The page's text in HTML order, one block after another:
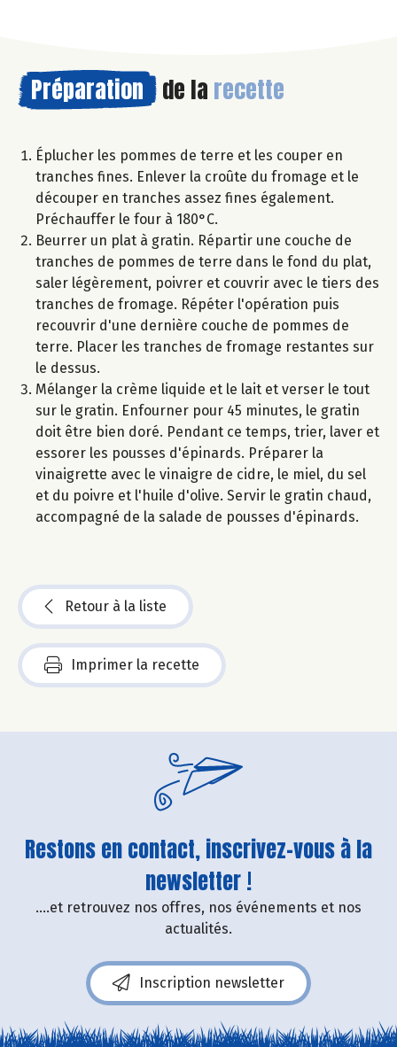
Préparation de la recette
Éplucher les pommes de terre et les couper en
tranches fines. Enlever la croûte du fromage et le
découper en tranches assez fines également.
Préchauffer le four à 180°C.
Beurrer un plat à gratin. Répartir une couche de
tranches de pommes de terre dans le fond du plat,
saler légèrement, poivrer et couvrir avec le tiers des
tranches de fromage. Répéter l'opération puis
recouvrir d'une dernière couche de pommes de
terre. Placer les tranches de fromage restantes sur
le dessus.
Mélanger la crème liquide et le lait et verser le tout
sur le gratin. Enfourner pour 45 minutes, le gratin
doit être bien doré. Pendant ce temps, trier, laver et
essorer les pousses d'épinards. Préparer la
vinaigrette avec le vinaigre de cidre, le miel, du sel
et du poivre et l'huile d'olive. Servir le gratin chaud,
accompagné de la salade de pousses d'épinards.
Retour à la liste
Imprimer la recette
Restons en contact, inscrivez-vous à la
newsletter !
....et retrouvez nos offres, nos événements et nos
actualités.
Inscription newsletter